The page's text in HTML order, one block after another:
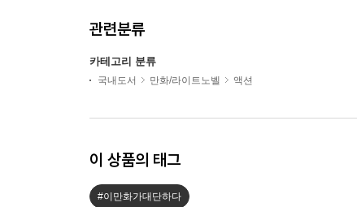
관련분류
카테고리 분류
국내도서 만화/라이트노벨 액션
이 상품의 태그
#이만화가대단하다